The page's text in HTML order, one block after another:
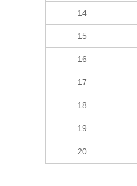
14
15
16
17
18
19
20